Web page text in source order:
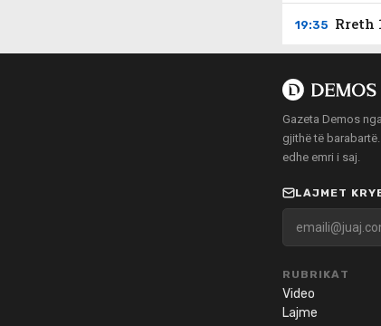
19:35 Rreth
Gazeta Demos
gjithë të
edhe emri i saj.
LAJMET
RUBRIKAT
Video
Lajme